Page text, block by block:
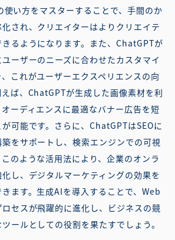
使い方をマスターすることで、手間のか
され、クリエイターはよりクリエイテ
るようになります。また、ChatGPTが
ーザーのニーズに合わせたカスタマイ
これがユーザーエクスペリエンスの向
えば、ChatGPTが生成した画像素材を利
ーディエンスに最適なバナー広告を短
可能です。さらに、ChatGPTはSEOに
をサポートし、検索エンジンでの可視
のような活用法により、企業のオンラ
し、デジタルマーケティングの効果を
ます。生成AIを導入することで、Web
セスが飛躍的に進化し、ビジネスの競
ールとしての役割を果たすでしょう。